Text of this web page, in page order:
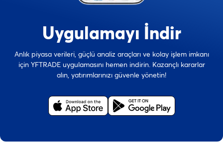
Uygulamayı İndir
Anlık piyasa verileri, güçlü analiz araçları ve kolay işlem imkanı
için YFTRADE uygulamasını hemen indirin. Kazançlı kararlar
alın, yatırımlarınızı güvenle yönetin!